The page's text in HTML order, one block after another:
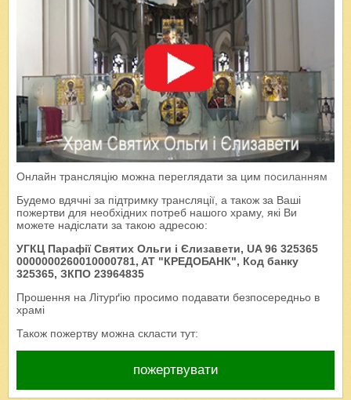
Онлайн трансляцію можна переглядати за цим посиланням
Будемо вдячні за підтримку трансляції, а також за Ваші
пожертви для необхідних потреб нашого храму, які Ви
можете надіслати за такою адресою:
УГКЦ Парафії Святих Ольги і Єлизавети, UA 96 325365
0000000260010000781, AT "КРЕДОБАНК", Код банку
325365, ЗКПО 23964835
Прошення на Літурґію просимо подавати безпосередньо в
храмі
Також пожертву можна скласти тут:
пожертвувати